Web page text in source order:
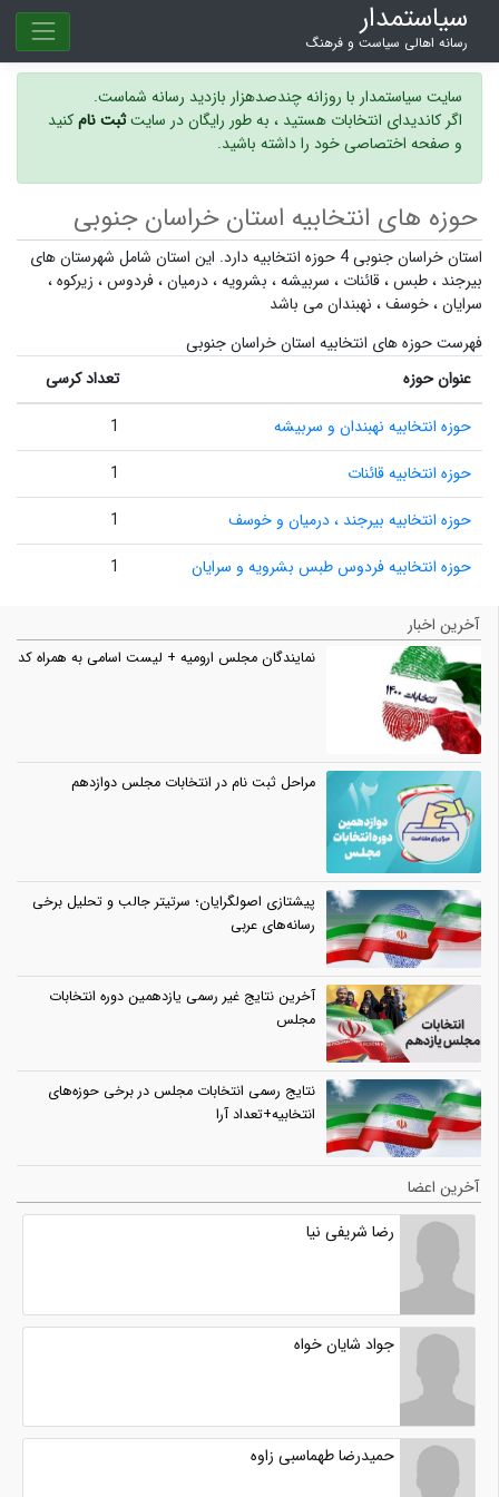
سیاستمدار
رسانه اهالی سیاست و فرهنگ
سایت سیاستمدار با روزانه چندصدهزار بازدید رسانه شماست.
اگر کاندیدای انتخابات هستید ، به طور رایگان در سایتثبت نامکنید
و صفحه اختصاصی خود را داشته باشید.
حوزه های انتخابیه استان خراسان جنوبی
استان خراسان جنوبی 4 حوزه انتخابیه دارد. این استان شامل شهرستان های
بیرجند ،طبس،قائنات ، سربیشه، بشرویه،درمیان،فردوس، زیرکوه،
سرایان،خوسف، نهبندانمی باشد
فهرست حوزه های انتخابیه استان خراسان جنوبی
عنوان حوزه
تعداد کرسی
حوزه انتخابیه نهبندان و سربیشه
1
حوزه انتخابیه قائنات
1
حوزه انتخابیه بیرجند ، درمیان و خوسف
1
حوزه انتخابیه فردوس طبس بشرویه و سرایان
1
آخرین اخبار
نمایندگان مجلس ارومیه + لیست اسامی به همراه کد
مراحل ثبت نام در انتخابات مجلس دوازدهم
پیشتازی اصولگرایان؛ سرتیتر جالب و تحلیل برخی
رسانه‌های عربی
آخرین نتایج غیر رسمی یازدهمین دوره انتخابات
مجلس
نتایج رسمی انتخابات مجلس در برخی حوزه‌های
انتخابیه+تعداد آرا
آخرین اعضا
رضا شریفی نیا
جواد شایان خواه
حمیدرضا طهماسبی زاوه